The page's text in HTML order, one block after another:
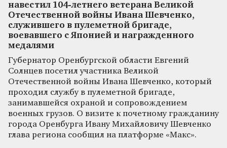
навестил 104-летнего ветерана Великой
Отечественной войны Ивана Шевченко,
служившего в пулеметной бригаде,
воевавшего с Японией и награжденного
медалями
Губернатор Оренбургской области Евгений
Солнцев посетил участника Великой
Отечественной войны Ивана Шевченко, который
проходил службу в пулеметной бригаде,
занимавшейся охраной и сопровождением
военных грузов. О визите к почетному гражданину
города Оренбурга Ивану Михайловичу Шевченко
глава региона сообщил на платформе «Макс».